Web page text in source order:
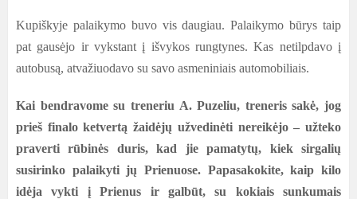
Kupiškyje palaikymo buvo vis daugiau. Palaikymo būrys taip
pat gausėjo ir vykstant į išvykos rungtynes. Kas netilpdavo į
autobusą, atvažiuodavo su savo asmeniniais automobiliais.
Kai bendravome su treneriu A. Puzeliu, treneris sakė, jog
prieš finalo ketvertą žaidėjų užvedinėti nereikėjo – užteko
praverti rūbinės duris, kad jie pamatytų, kiek sirgalių
susirinko palaikyti jų Prienuose. Papasakokite, kaip kilo
idėja vykti į Prienus ir galbūt, su kokiais sunkumais